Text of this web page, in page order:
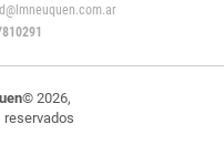
© 2026,
reservados